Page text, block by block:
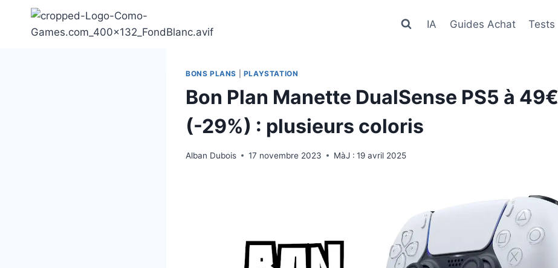
contenu
IA Guides Achat Tests
BONS PLANS PLAYSTATION
Bon Plan Manette DualSense PS5 à 49€
(-29%) : plusieurs coloris
Alban Dubois 17 novembre 2023 MàJ : 19 avril 2025